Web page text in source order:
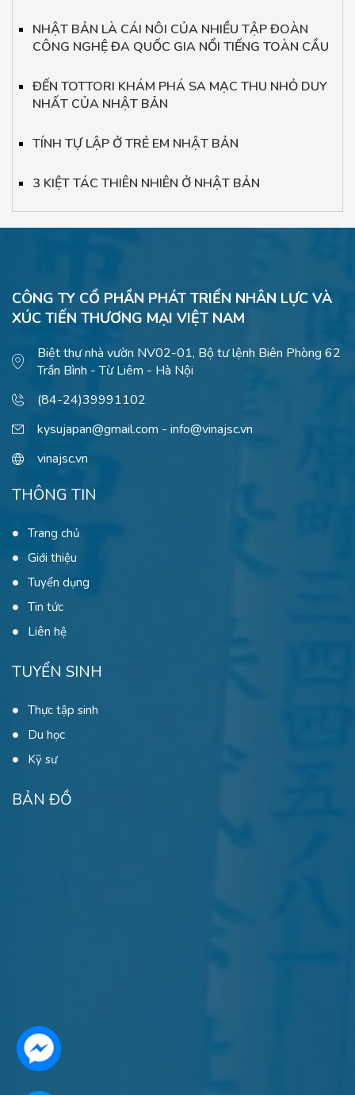
NHẬT BẢN LÀ CÁI NÔI CỦA NHIỀU TẬP ĐOÀN
CÔNG NGHỆ ĐA QUỐC GIA NỔI TIẾNG TOÀN CẦU
ĐẾN TOTTORI KHÁM PHÁ SA MẠC THU NHỎ DUY
NHẤT CỦA NHẬT BẢN
TÍNH TỰ LẬP Ở TRẺ EM NHẬT BẢN
3 KIỆT TÁC THIÊN NHIÊN Ở NHẬT BẢN
CÔNG TY CỔ PHẦN PHÁT TRIỂN NHÂN LỰC VÀ
XÚC TIẾN THƯƠNG MẠI VIỆT NAM
Biệt thự nhà vườn NV02-01, Bộ tư lệnh Biên Phòng 62
Trần Bình - Từ Liêm - Hà Nội
(84-24)39991102
kysujapan@gmail.com - info@vinajsc.vn
vinajsc.vn
THÔNG TIN
Trang chủ
Giới thiệu
Tuyển dụng
Tin tức
Liên hệ
TUYỂN SINH
Thực tập sinh
Du học
Kỹ sư
BẢN ĐỒ